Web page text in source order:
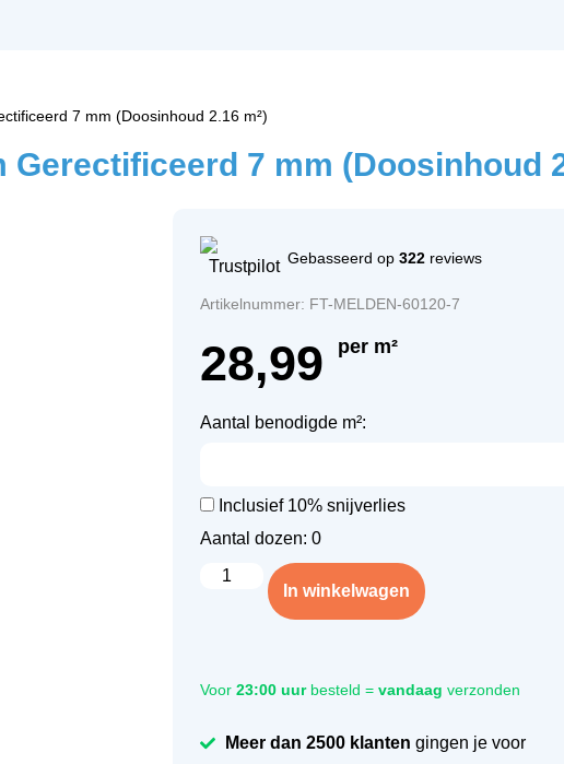
7 mm (Doosinhoud 2.16 m²)
7 mm (Doosinhoud
Gebasseerd op 322 reviews
Artikelnummer: FT-MELDEN-60120-7
28,99 per m²
Aantal benodigde m²:
Inclusief 10% snijverlies
Aantal dozen: 0
In winkelwagen
Voor 23:00 uurbesteld = vandaag verzonden
Meer dan 2500 klanten gingen je voor